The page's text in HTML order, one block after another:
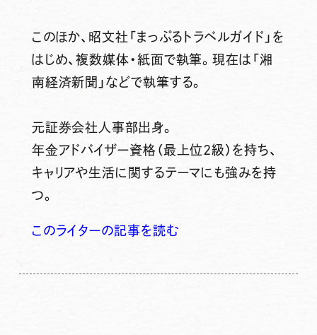
このほか、昭文社「まっぷるトラベルガイド」を
はじめ、複数媒体・紙面で執筆。現在は「湘
南経済新聞」などで執筆する。
元証券会社人事部出身。
年金アドバイザー資格（最上位2級）を持ち、
キャリアや生活に関するテーマにも強みを持
つ。
このライターの記事を読む